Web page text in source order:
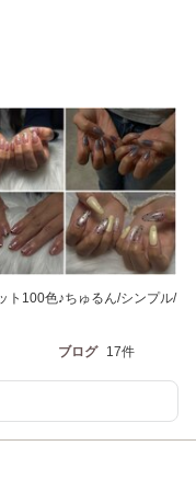
ト100色♪ちゅるん/シンプル/
ブログ 17件